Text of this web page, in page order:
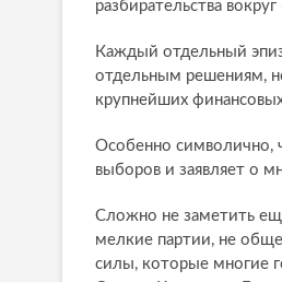
разбирательства
Каждый отдельный
отдельным решениям,
крупнейших
Особенно символично,
выборов и заявляет о
Сложно не заметить
мелкие партии, не
силы, которые многие